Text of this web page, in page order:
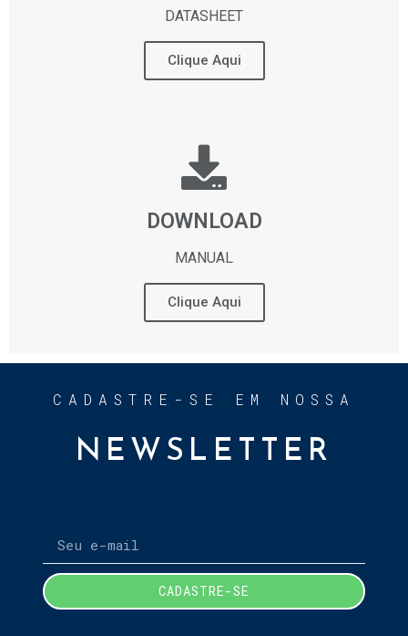
DATASHEET
Clique Aqui
DOWNLOAD
MANUAL
Clique Aqui
CADASTRE-SE EM NOSSA
NEWSLETTER
CADASTRE-SE